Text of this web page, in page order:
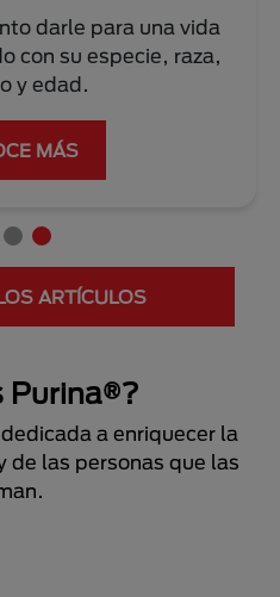
darle para una vida
con su especie, raza,
y edad.
MÁS
ARTÍCULOS
Purina®?
a enriquecer la
de las personas que las